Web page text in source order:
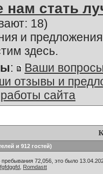
нам стать
18)
и
здесь.
:
Ваши
отзывы и
сайта
и 912 гостей)
пребывания 72,056, это было
Romdastt